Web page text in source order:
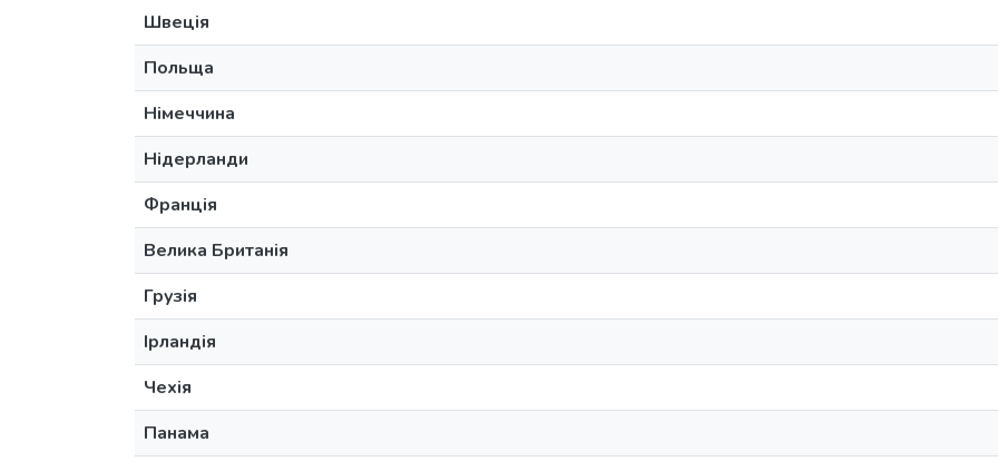
Швеція
Польща
Німеччина
Нідерланди
Франція
Велика Британія
Грузія
Ірландія
Чехія
Панама